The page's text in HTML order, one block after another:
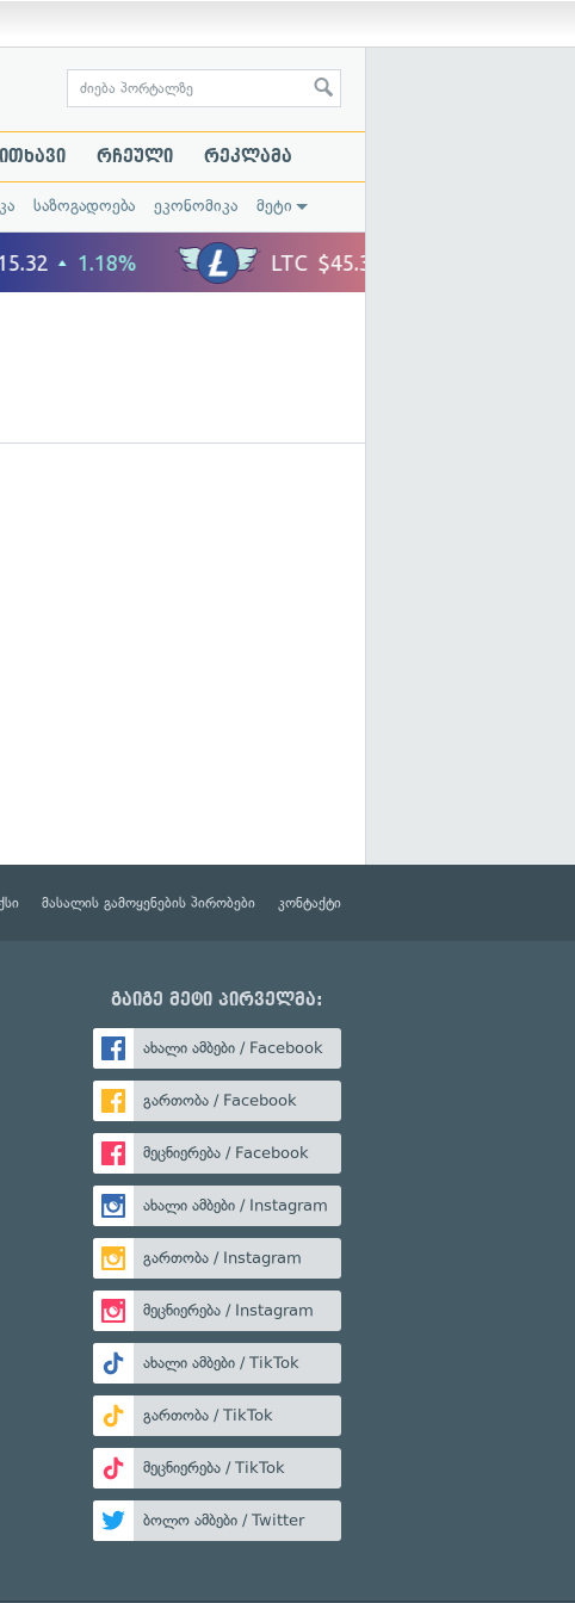
რჩეული რეკლამა
საზოგადოება ეკონომიკა მეტი
მასალის გამოყენების პირობები კონტაქტი
გაიგე მეტი პირველმა:
ახალი ამბები / Facebook
გართობა / Facebook
მეცნიერება / Facebook
ახალი ამბები / Instagram
გართობა / Instagram
მეცნიერება / Instagram
ახალი ამბები / TikTok
გართობა / TikTok
მეცნიერება / TikTok
ბოლო ამბები / Twitter